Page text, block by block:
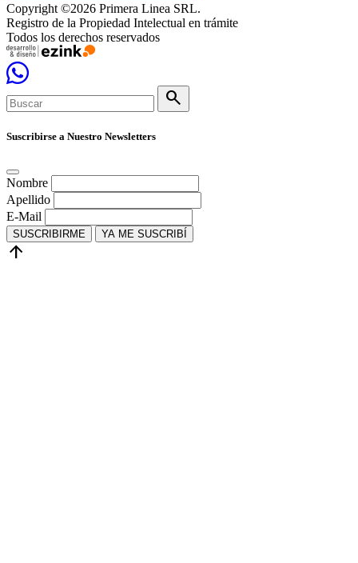
Copyright ©2026 Primera Linea SRL.
Registro de la Propiedad Intelectual en trámite
Todos los derechos reservados
search
Suscribirse a Nuestro Newsletters
Nombre
Apellido
E-Mail
SUSCRIBIRME YA ME SUSCRIBÍ
arrow_upward